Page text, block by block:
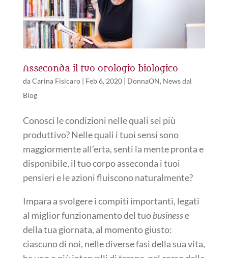
Asseconda il tuo orologio biologico
daCarina Fisicaro| Feb 6, 2020| DonnaON, News dal
Blog
Conosci le condizioni nelle quali sei più
produttivo? Nelle quali i tuoi sensi sono
maggiormente all’erta, senti la mente pronta e
disponibile, il tuo corpo asseconda i tuoi
pensieri e le azioni fluiscono naturalmente?
Impara a svolgere i compiti importanti, legati
al miglior funzionamento del tuobusinesse
della tua giornata, al momento giusto:
ciascuno di noi, nelle diverse fasi della sua vita,